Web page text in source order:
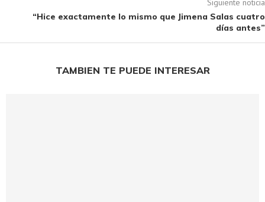
Siguiente noticia
“Hice exactamente lo mismo que Jimena Salas cuatro
días antes”
TAMBIEN TE PUEDE INTERESAR